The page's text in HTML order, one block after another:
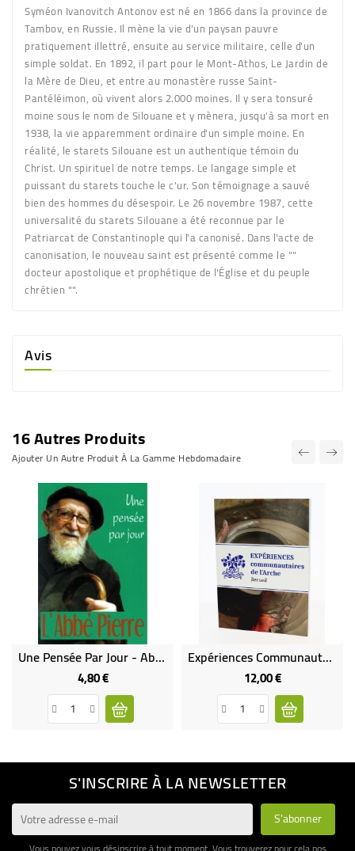
Syméon Ivanovitch Antonov est né en 1866 dans la province de
Tambov, en Russie. Il mène la vie d'un paysan pauvre
pratiquement illettré, ensuite au service militaire, celle d'un
simple soldat. En 1892, il part pour le Mont-Athos, Le Jardin de
la Mère de Dieu, et entre au monastère russe Saint-
Pantéléimon, où vivent alors 2.000 moines. Il y sera tonsuré
moine sous le nom de Silouane et y mènera, jusqu'à sa mort en
1938, la vie apparemment ordinaire d'un simple moine. En
réalité, le starets Silouane est un authentique témoin du
Christ. Un spirituel de notre temps. Le langage simple et
puissant du starets touche le c'ur. Son témoignage a sauvé
bien des hommes du désespoir. Le 26 novembre 1987, cette
universalité du starets Silouane a été reconnue par le
Patriarcat de Constantinople qui l'a canonisé. Dans l'acte de
canonisation, le nouveau saint est présenté comme le ""
docteur apostolique et prophétique de l'Église et du peuple
chrétien "".
Avis
16 Autres Produits
Ajouter Un Autre Produit À La Gamme Hebdomadaire
Une Pensée Par Jour - Abbé Pierre
4,80 €Prix
Expériences Communautaires De L'Arche - Recueil
12,00 €Prix
S'INSCRIRE À LA NEWSLETTER